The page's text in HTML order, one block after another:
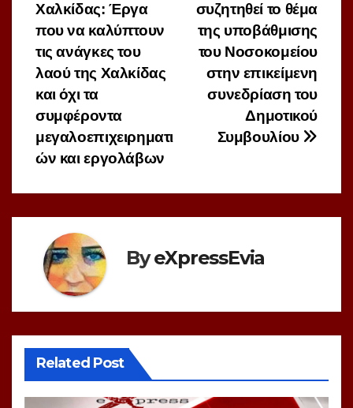
συζητηθεί το θέμα
της υποβάθμισης
του Νοσοκομείου
στην επικείμενη
συνεδρίαση του
Δημοτικού
Συμβουλίου
Χαλκίδας: Έργα
που να καλύπτουν
τις ανάγκες του
λαού της Χαλκίδας
και όχι τα
συμφέροντα
μεγαλοεπιχειρηματι
ών και εργολάβων
ByeXpressEvia
Related Post